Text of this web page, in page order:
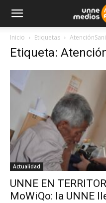
Inicio Etiquetas
Etiqueta:
Actualidad
UNNE EN
MoWiQo: la UNNE